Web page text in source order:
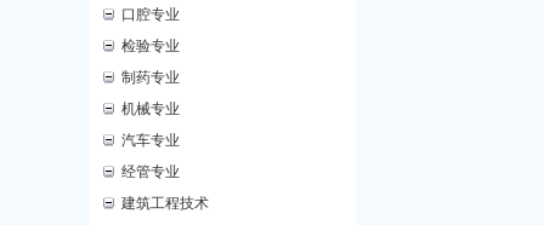
口腔专业
检验专业
制药专业
机械专业
汽车专业
经管专业
建筑工程技术